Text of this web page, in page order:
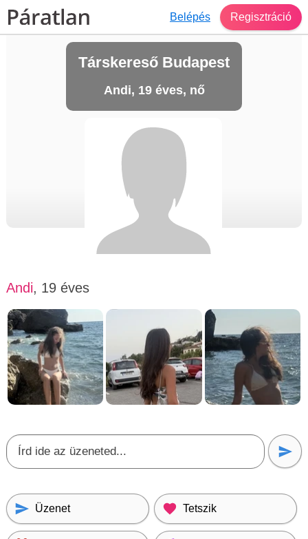
Belépés Regisztráció
Társkereső Budapest
Andi, 19 éves, nő
Andi, 19 éves
Üzenet Tetszik